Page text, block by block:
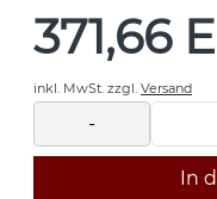
371,66
inkl. MwSt. zzgl. Versand
-
In